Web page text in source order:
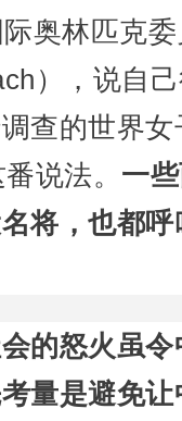
奥林匹克
），说自
查的世界
说法。 一
将，也都
的怒火虽
量是避免